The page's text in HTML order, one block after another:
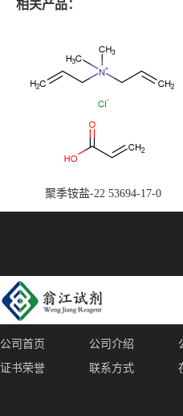
相关产品：
聚季铵盐-22 53694-17-0
公司首页 公司介绍
证书荣誉
联系方式